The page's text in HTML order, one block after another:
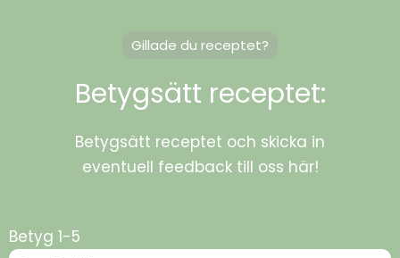
Gillade du receptet?
Betygsätt receptet:
Betygsätt receptet och skicka in
eventuell feedback till oss här!
Betyg 1-5